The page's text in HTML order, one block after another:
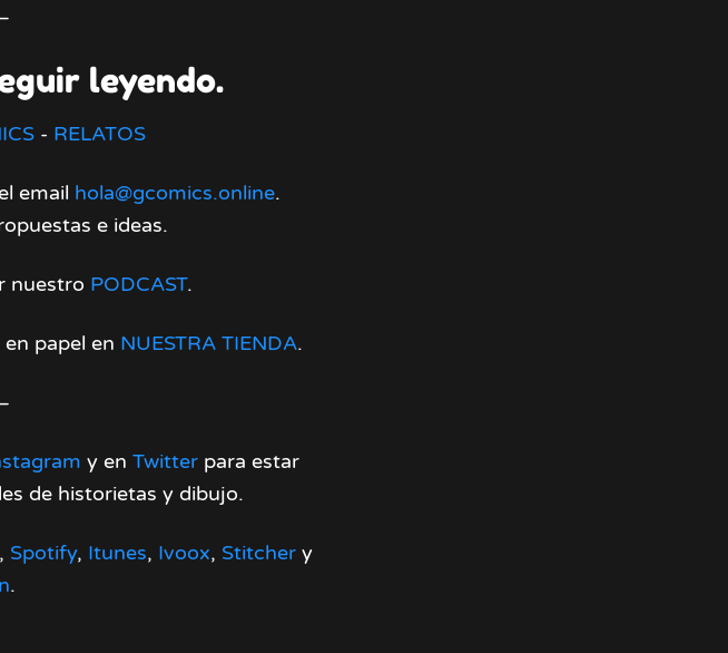
leyendo.
- RELATOS
email hola@gcomics.online.
e ideas.
nuestro PODCAST.
papel en NUESTRA TIENDA.
y en Twitter para estar
de historietas y dibujo.
, Spotify, Itunes, Ivoox, Stitcher y
.